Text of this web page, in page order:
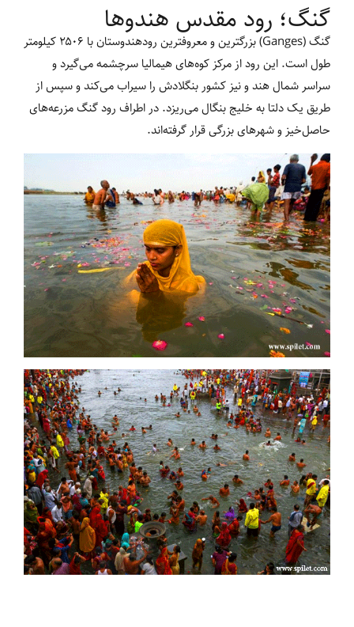
گنگ؛ رود مقدس هندوها
گنگ (Ganges) بزرگترین و معروفترین رودهندوستان با ۲۵۰۶ کیلومتر
طول است. این رود از مرکز کوه‌های هیمالیا سرچشمه می‌گیرد و
سراسر شمال هند و نیز کشور بنگلادش را سیراب می‌کند و سپس از
طریق یک دلتا به خلیج بنگال می‌ریزد. در اطراف رود گنگ مزرعه‌های
حاصل‌خیز و شهرهای بزرگی قرار گرفته‌اند.